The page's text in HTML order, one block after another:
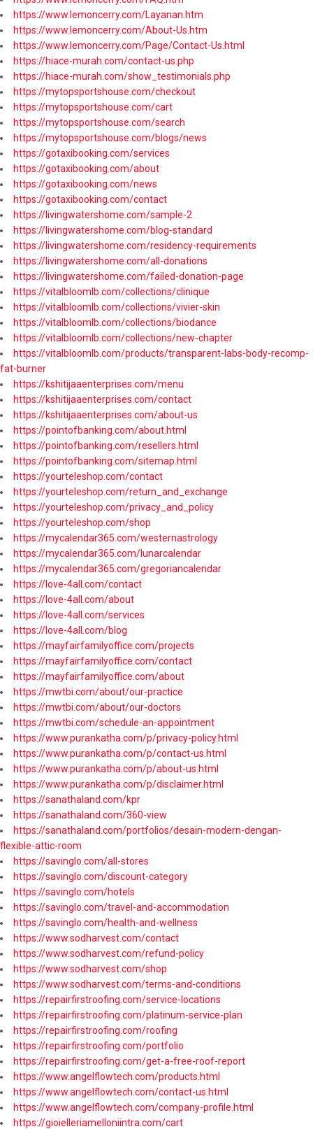
https://www.lemoncerry.com/Layanan.htm
https://www.lemoncerry.com/About-Us.htm
https://www.lemoncerry.com/Page/Contact-Us.html
https://hiace-murah.com/contact-us.php
https://hiace-murah.com/show_testimonials.php
https://mytopsportshouse.com/checkout
https://mytopsportshouse.com/cart
https://mytopsportshouse.com/search
https://mytopsportshouse.com/blogs/news
https://gotaxibooking.com/services
https://gotaxibooking.com/about
https://gotaxibooking.com/news
https://gotaxibooking.com/contact
https://livingwatershome.com/sample-2
https://livingwatershome.com/blog-standard
https://livingwatershome.com/residency-requirements
https://livingwatershome.com/all-donations
https://livingwatershome.com/failed-donation-page
https://vitalbloomlb.com/collections/clinique
https://vitalbloomlb.com/collections/vivier-skin
https://vitalbloomlb.com/collections/biodance
https://vitalbloomlb.com/collections/new-chapter
https://vitalbloomlb.com/products/transparent-labs-body-recomp-
fat-burner
https://kshitijaaenterprises.com/menu
https://kshitijaaenterprises.com/contact
https://kshitijaaenterprises.com/about-us
https://pointofbanking.com/about.html
https://pointofbanking.com/resellers.html
https://pointofbanking.com/sitemap.html
https://yourteleshop.com/contact
https://yourteleshop.com/return_and_exchange
https://yourteleshop.com/privacy_and_policy
https://yourteleshop.com/shop
https://mycalendar365.com/westernastrology
https://mycalendar365.com/lunarcalendar
https://mycalendar365.com/gregoriancalendar
https://love-4all.com/contact
https://love-4all.com/about
https://love-4all.com/services
https://love-4all.com/blog
https://mayfairfamilyoffice.com/projects
https://mayfairfamilyoffice.com/contact
https://mayfairfamilyoffice.com/about
https://mwtbi.com/about/our-practice
https://mwtbi.com/about/our-doctors
https://mwtbi.com/schedule-an-appointment
https://www.purankatha.com/p/privacy-policy.html
https://www.purankatha.com/p/contact-us.html
https://www.purankatha.com/p/about-us.html
https://www.purankatha.com/p/disclaimer.html
https://sanathaland.com/kpr
https://sanathaland.com/360-view
https://sanathaland.com/portfolios/desain-modern-dengan-
flexible-attic-room
https://savinglo.com/all-stores
https://savinglo.com/discount-category
https://savinglo.com/hotels
https://savinglo.com/travel-and-accommodation
https://savinglo.com/health-and-wellness
https://www.sodharvest.com/contact
https://www.sodharvest.com/refund-policy
https://www.sodharvest.com/shop
https://www.sodharvest.com/terms-and-conditions
https://repairfirstroofing.com/service-locations
https://repairfirstroofing.com/platinum-service-plan
https://repairfirstroofing.com/roofing
https://repairfirstroofing.com/portfolio
https://repairfirstroofing.com/get-a-free-roof-report
https://www.angelflowtech.com/products.html
https://www.angelflowtech.com/contact-us.html
https://www.angelflowtech.com/company-profile.html
https://gioielleriamelloniintra.com/cart